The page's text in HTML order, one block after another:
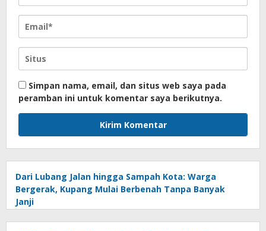
Simpan nama, email, dan situs web saya pada
peramban ini untuk komentar saya berikutnya.
Dari Lubang Jalan hingga Sampah Kota: Warga
Bergerak, Kupang Mulai Berbenah Tanpa Banyak
Janji